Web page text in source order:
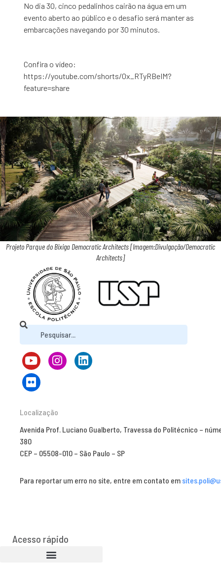
No dia 30, cinco pedalinhos cairão na água em um
evento aberto ao público e o desafio será manter as
embarcações navegando por 30 minutos.
Confira o vídeo:
https://youtube.com/shorts/0x_RTyRBeIM?
feature=share
Projeto Parque do Bixiga Democratic Architects [Imagem:Divulgação/Democratic
Architects]
Localização
Avenida Prof. Luciano Gualberto, Travessa do Politécnico –
380
CEP – 05508-010 – São Paulo – SP
Para reportar um erro no site, entre em contato em
Acesso rápido